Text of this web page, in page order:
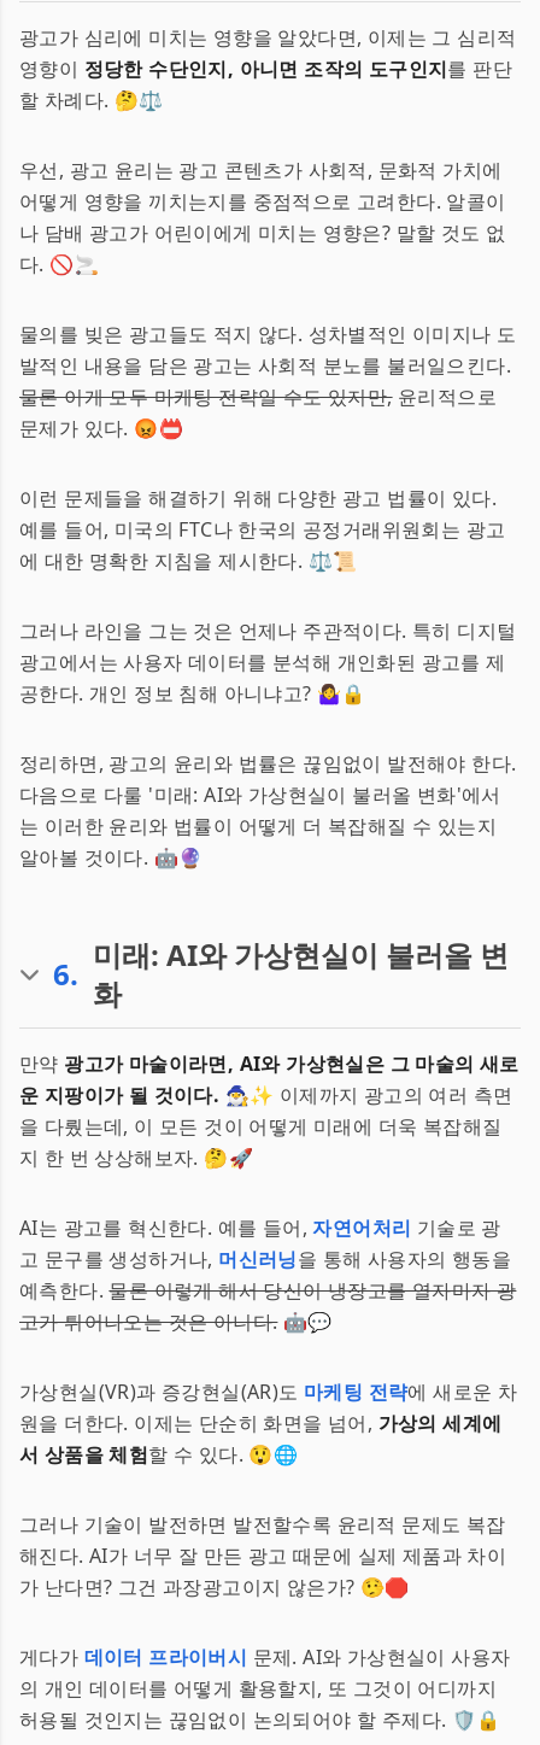
광고가 심리에 미치는 영향을 알았다면, 이제는 그 심리적
영향이 정당한 수단인지, 아니면 조작의 도구인지를 판단
할 차례다. 🤔⚖️
우선, 광고 윤리는 광고 콘텐츠가 사회적, 문화적 가치에
어떻게 영향을 끼치는지를 중점적으로 고려한다. 알콜이
나 담배 광고가 어린이에게 미치는 영향은? 말할 것도 없
다. 🚫🚬
물의를 빚은 광고들도 적지 않다. 성차별적인 이미지나 도
발적인 내용을 담은 광고는 사회적 분노를 불러일으킨다.
물론 이게 모두 마케팅 전략일 수도 있지만,윤리적으로
문제가 있다. 😡📛
이런 문제들을 해결하기 위해 다양한 광고 법률이 있다.
예를 들어, 미국의 FTC나 한국의 공정거래위원회는 광고
에 대한 명확한 지침을 제시한다. ⚖️📜
그러나 라인을 그는 것은 언제나 주관적이다. 특히 디지털
광고에서는 사용자 데이터를 분석해 개인화된 광고를 제
공한다. 개인 정보 침해 아니냐고? 🤷‍♀️🔒
정리하면, 광고의 윤리와 법률은 끊임없이 발전해야 한다.
다음으로 다룰 '미래: AI와 가상현실이 불러올 변화'에서
는 이러한 윤리와 법률이 어떻게 더 복잡해질 수 있는지
알아볼 것이다. 🤖🔮
6. 미래: AI와 가상현실이 불러올 변
화
만약 광고가 마술이라면, AI와 가상현실은 그 마술의 새로
운 지팡이가 될 것이다. 🧙‍♂️✨ 이제까지 광고의 여러 측면
을 다뤘는데, 이 모든 것이 어떻게 미래에 더욱 복잡해질
지 한 번 상상해보자. 🤔🚀
AI는 광고를 혁신한다. 예를 들어,자연어처리 기술로 광
고 문구를 생성하거나, 머신러닝을 통해 사용자의 행동을
예측한다.물론 이렇게 해서 당신이 냉장고를 열자마자 광
고가 튀어나오는 것은 아니다.🤖💬
가상현실(VR)과 증강현실(AR)도 마케팅 전략에 새로운 차
원을 더한다. 이제는 단순히 화면을 넘어, 가상의 세계에
서 상품을 체험할 수 있다. 😲🌐
그러나 기술이 발전하면 발전할수록 윤리적 문제도 복잡
해진다. AI가 너무 잘 만든 광고 때문에 실제 제품과 차이
가 난다면? 그건 과장광고이지 않은가? 🤥🛑
게다가 데이터 프라이버시 문제. AI와 가상현실이 사용자
의 개인 데이터를 어떻게 활용할지, 또 그것이 어디까지
허용될 것인지는 끊임없이 논의되어야 할 주제다. 🛡️🔒